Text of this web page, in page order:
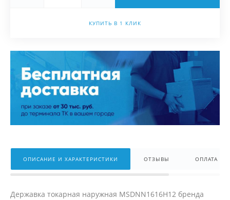
КУПИТЬ В 1 КЛИК
ОПИСАНИЕ И ХАРАКТЕРИСТИКИ ОТЗЫВЫ ОПЛАТА
Державка токарная наружная MSDNN1616H12 бренда